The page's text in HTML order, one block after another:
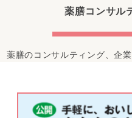
薬膳コンサル
薬膳のコンサルティング、企